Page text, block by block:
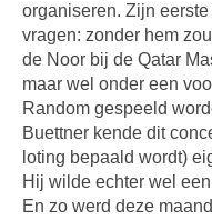
organiseren. Zijn
vragen: zonder hem
de Noor bij de Qatar
maar wel onder een
Random gespeeld
Buettner kende dit
loting bepaald wordt)
Hij wilde echter wel
En zo werd deze